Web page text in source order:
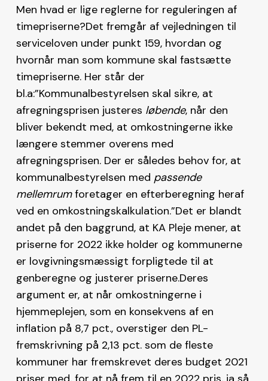
Men hvad er lige reglerne for reguleringen af
timepriserne?Det fremgår af vejledningen til
serviceloven under punkt 159, hvordan og
hvornår man som kommune skal fastsætte
timepriserne. Her står der
bl.a:”Kommunalbestyrelsen skal sikre, at
afregningsprisen justeres løbende, når den
bliver bekendt med, at omkostningerne ikke
længere stemmer overens med
afregningsprisen. Der er således behov for, at
kommunalbestyrelsen med passende
mellemrumforetager en efterberegning heraf
ved en omkostningskalkulation.”Det er blandt
andet på den baggrund, at KA Pleje mener, at
priserne for 2022 ikke holder og kommunerne
er lovgivningsmæssigt forpligtede til at
genberegne og justerer priserne.Deres
argument er, at når omkostningerne i
hjemmeplejen, som en konsekvens af en
inflation på 8,7 pct., overstiger den PL-
fremskrivning på 2,13 pct. som de fleste
kommuner har fremskrevet deres budget 2021